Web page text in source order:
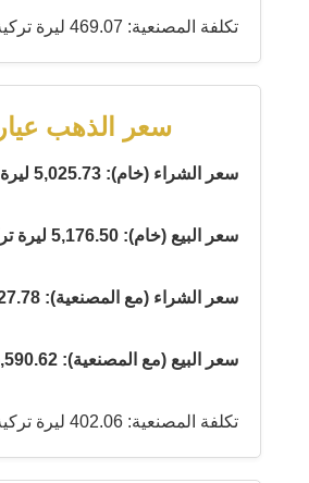
تكلفة المصنعية: 469.07 ليرة تركية
سعر الذهب عيار 18
سعر الشراء (خام): 5,025.73 ليرة تركية
سعر البيع (خام): 5,176.50 ليرة تركية
سعر الشراء (مع المصنعية): 5,427.78 ليرة تركية
سعر البيع (مع المصنعية): 5,590.62 ليرة تركية
تكلفة المصنعية: 402.06 ليرة تركية